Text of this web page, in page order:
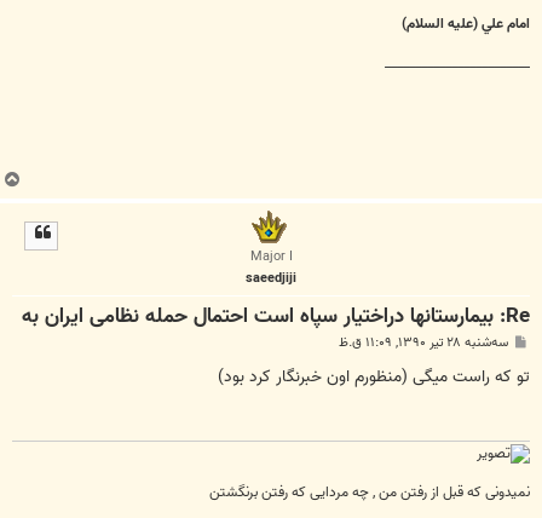
امام علي (عليه السلام)
________________________
Major I
saeedjiji
Re: بیمارستانها دراختیار سپاه است احتمال حمله نظامی ایران به
ت
سه‌شنبه ۲۸ تیر ۱۳۹۰, ۱۱:۰۹ ق.ظ
تو که راست میگی (منظورم اون خبرنگار کرد بود)
نمیدونی که قبل از رفتن من , چه مردایی که رفتن برنگشتن